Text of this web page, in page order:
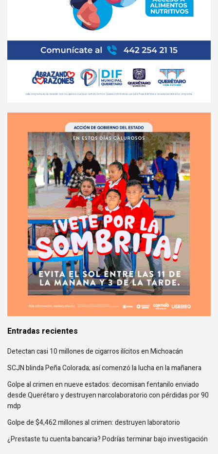
Entradas recientes
Detectan casi 10 millones de cigarros ilícitos en Michoacán
SCJN blinda Peña Colorada; así comenzó la lucha en la mañanera
Golpe al crimen en nueve estados: decomisan fentanilo enviado
desde Querétaro y destruyen narcolaboratorio con pérdidas por 90
mdp
Golpe de $4,462 millones al crimen: destruyen laboratorio
¿Prestaste tu cuenta bancaria? Podrías terminar bajo investigación